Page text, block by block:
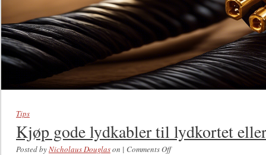
Tips
Kjøp gode lydkabler til lydkortet
Posted byNicholaus Douglason | Comments Offon Kjøp gode lydkabler til